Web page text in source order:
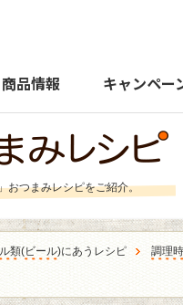
商品情報 キャンペー
おつまみレシピをご紹介。
類(ビール)にあうレシピ 調理